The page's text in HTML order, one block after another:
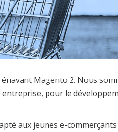
Magento 2. Nous
pour le
aux jeunes e-commerçants